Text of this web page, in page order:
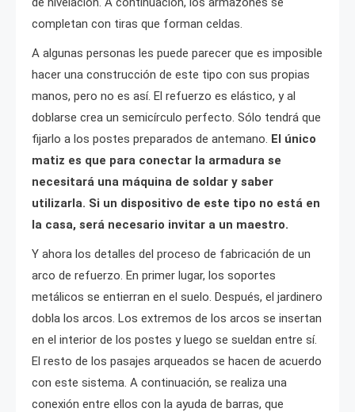
completan con tiras que forman celdas.
A algunas personas les puede parecer que es imposible
hacer una construcción de este tipo con sus propias
manos, pero no es así. El refuerzo es elástico, y al
doblarse crea un semicírculo perfecto. Sólo tendrá que
fijarlo a los postes preparados de antemano. El único
matiz es que para conectar la armadura se
necesitará una máquina de soldar y saber
utilizarla. Si un dispositivo de este tipo no está en
la casa, será necesario invitar a un maestro.
Y ahora los detalles del proceso de fabricación de un
arco de refuerzo. En primer lugar, los soportes
metálicos se entierran en el suelo. Después, el jardinero
dobla los arcos. Los extremos de los arcos se insertan
en el interior de los postes y luego se sueldan entre sí.
El resto de los pasajes arqueados se hacen de acuerdo
con este sistema. A continuación, se realiza una
conexión entre ellos con la ayuda de barras, que